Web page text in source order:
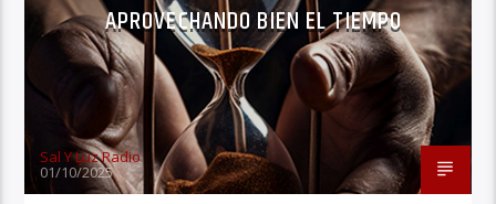
APROVECHANDO BIEN EL TIEMPO
Sal Y Luz Radio
01/10/2025